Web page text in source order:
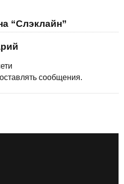
“Слэклайн”
сообщения.